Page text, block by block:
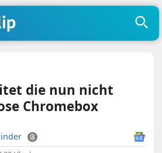
die nun nicht
Chromebox